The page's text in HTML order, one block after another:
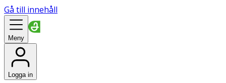
Gå till innehåll
Meny
Logga in